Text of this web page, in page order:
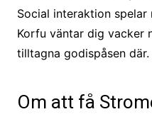
Social interaktion
Korfu väntar dig vacker
tilltagna godispåsen där.
Om att få